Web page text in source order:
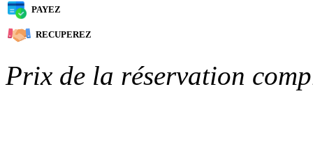
PAYEZ
RECUPEREZ
Prix de la réservation